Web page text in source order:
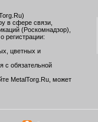
в сфере связи,
(Роскомнадзор),
регистрации:
цветных и
с обязательной
MetalTorg.Ru, может